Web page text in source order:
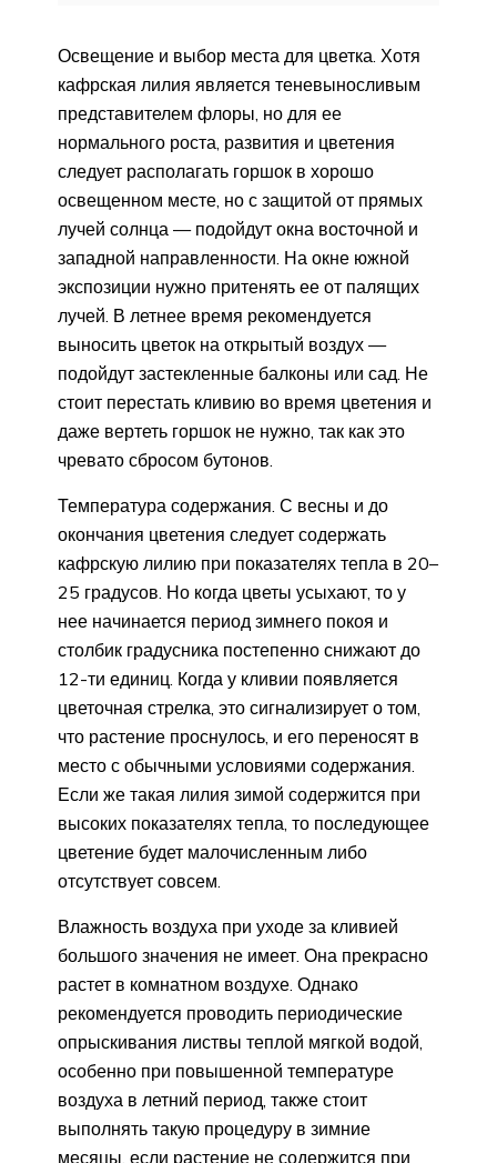
Освещение и выбор места для цветка. Хотя
кафрская лилия является теневыносливым
представителем флоры, но для ее
нормального роста, развития и цветения
следует располагать горшок в хорошо
освещенном месте, но с защитой от прямых
лучей солнца — подойдут окна восточной и
западной направленности. На окне южной
экспозиции нужно притенять ее от палящих
лучей. В летнее время рекомендуется
выносить цветок на открытый воздух —
подойдут застекленные балконы или сад. Не
стоит перестать кливию во время цветения и
даже вертеть горшок не нужно, так как это
чревато сбросом бутонов.
Температура содержания. С весны и до
окончания цветения следует содержать
кафрскую лилию при показателях тепла в 20–
25 градусов. Но когда цветы усыхают, то у
нее начинается период зимнего покоя и
столбик градусника постепенно снижают до
12-ти единиц. Когда у кливии появляется
цветочная стрелка, это сигнализирует о том,
что растение проснулось, и его переносят в
место с обычными условиями содержания.
Если же такая лилия зимой содержится при
высоких показателях тепла, то последующее
цветение будет малочисленным либо
отсутствует совсем.
Влажность воздуха при уходе за кливией
большого значения не имеет. Она прекрасно
растет в комнатном воздухе. Однако
рекомендуется проводить периодические
опрыскивания листвы теплой мягкой водой,
особенно при повышенной температуре
воздуха в летний период, также стоит
выполнять такую процедуру в зимние
месяцы, если растение не содержится при